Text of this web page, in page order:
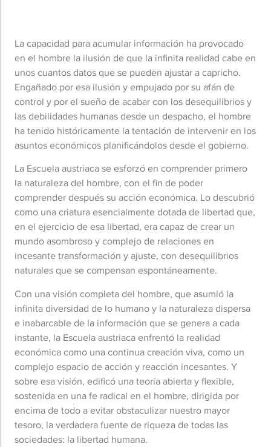
La capacidad para acumular información ha provocado
en el hombre la ilusión de que la infinita realidad cabe en
unos cuantos datos que se pueden ajustar a capricho.
Engañado por esa ilusión y empujado por su afán de
control y por el sueño de acabar con los desequilibrios y
las debilidades humanas desde un despacho, el hombre
ha tenido históricamente la tentación de intervenir en los
asuntos económicos planificándolos desde el gobierno.
La Escuela austriaca se esforzó en comprender primero
la naturaleza del hombre, con el fin de poder
comprender después su acción económica. Lo descubrió
como una criatura esencialmente dotada de libertad que,
en el ejercicio de esa libertad, era capaz de crear un
mundo asombroso y complejo de relaciones en
incesante transformación y ajuste, con desequilibrios
naturales que se compensan espontáneamente.
Con una visión completa del hombre, que asumió la
infinita diversidad de lo humano y la naturaleza dispersa
e inabarcable de la información que se genera a cada
instante, la Escuela austriaca enfrentó la realidad
económica como una continua creación viva, como un
complejo espacio de acción y reacción incesantes. Y
sobre esa visión, edificó una teoría abierta y flexible,
sostenida en una fe radical en el hombre, dirigida por
encima de todo a evitar obstaculizar nuestro mayor
tesoro, la verdadera fuente de riqueza de todas las
sociedades: la libertad humana.